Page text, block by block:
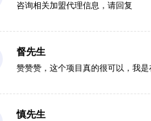
咨询相关加盟代理信息，请回复
督先生
赞赞赞，这个项目真的很可以，我
慎先生